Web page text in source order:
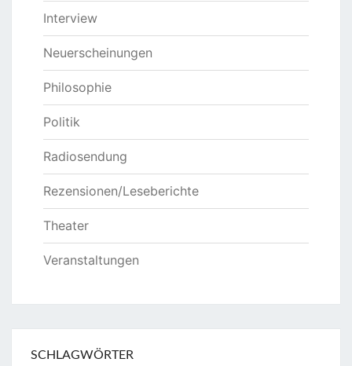
Interview
Neuerscheinungen
Philosophie
Politik
Radiosendung
Rezensionen/Leseberichte
Theater
Veranstaltungen
SCHLAGWÖRTER